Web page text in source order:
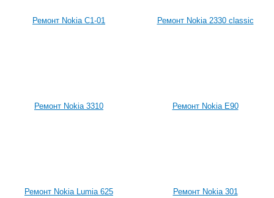
Ремонт Nokia C1-01 Ремонт Nokia 2330 classic
Ремонт Nokia 3310 Ремонт Nokia E90
Ремонт Nokia Lumia 625 Ремонт Nokia 301